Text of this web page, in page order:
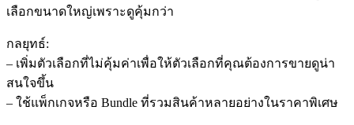
เลือกขนาดใหญ่เพราะดูคุ้มกว่า
กลยุทธ์:
– เพิ่มตัวเลือกที่ไม่คุ้มค่าเพื่อให้ตัวเลือกที่คุณต้องการขายดูน่า
สนใจขึ้น
– ใช้แพ็กเกจหรือ Bundle ที่รวมสินค้าหลายอย่างในราคาพิเศษ